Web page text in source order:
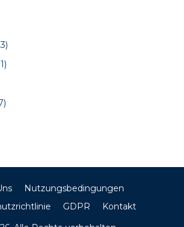
Nutzungsbedingungen
GDPR
Kontakt